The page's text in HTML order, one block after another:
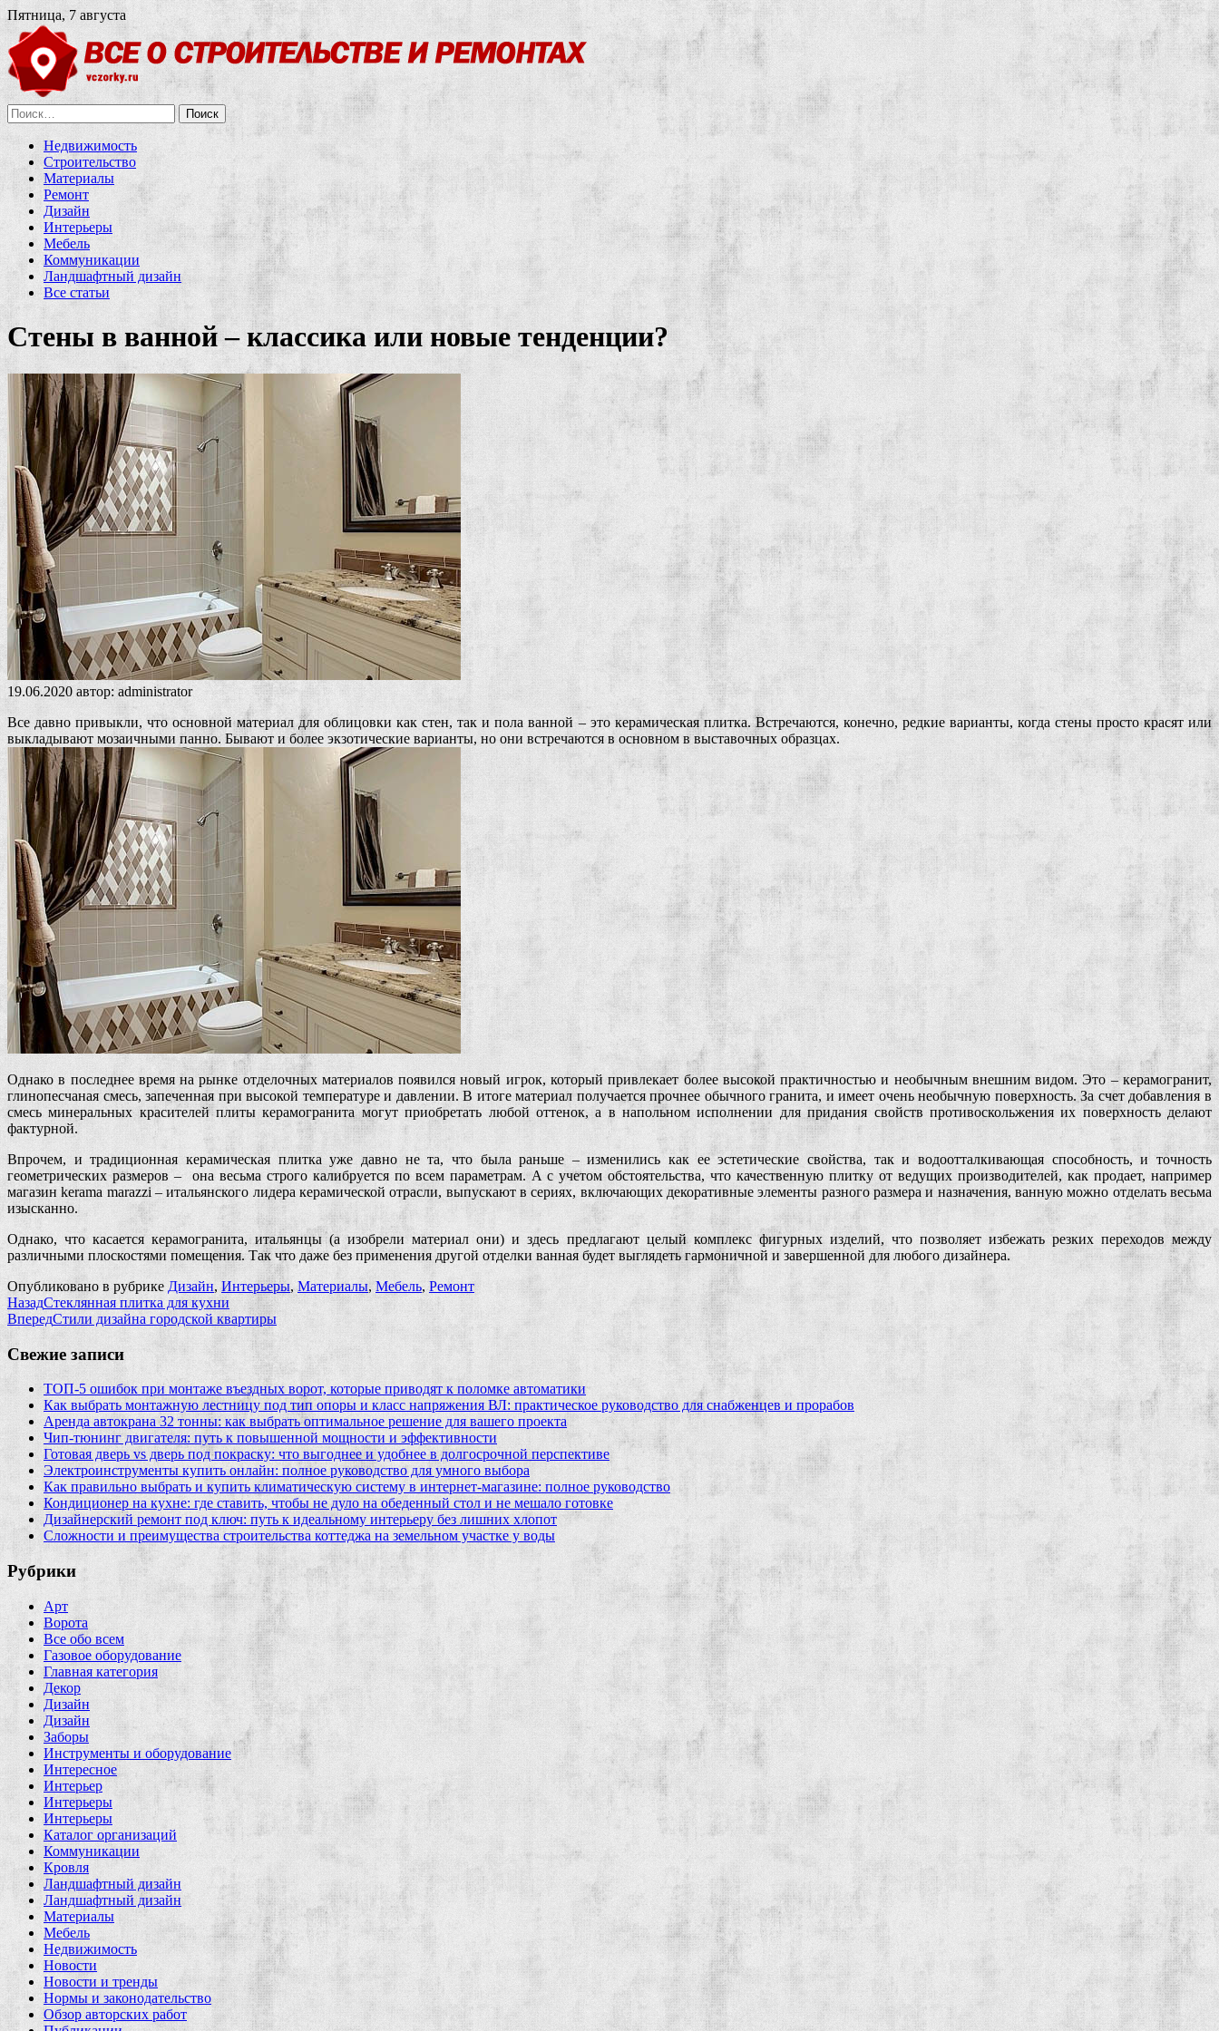
Пятница, 7 августа
Найти:
Недвижимость
Строительство
Материалы
Ремонт
Дизайн
Интерьеры
Мебель
Коммуникации
Ландшафтный дизайн
Все статьи
Стены в ванной – классика или новые тенденции?
19.06.2020 автор:administrator
Все давно привыкли, что основной материал для облицовки как стен, так и пола ванной – это керамическая плитка. Встречаются, конечно, редкие варианты, когда стены просто красят или
выкладывают мозаичными панно. Бывают и более экзотические варианты, но они встречаются в основном в выставочных образцах.
Однако в последнее время на рынке отделочных материалов появился новый игрок, который привлекает более высокой практичностью и необычным внешним видом. Это – керамогранит,
глинопесчаная смесь, запеченная при высокой температуре и давлении. В итоге материал получается прочнее обычного гранита, и имеет очень необычную поверхность. За счет добавления в
смесь минеральных красителей плиты керамогранита могут приобретать любой оттенок, а в напольном исполнении для придания свойств противоскольжения их поверхность делают
фактурной.
Впрочем, и традиционная керамическая плитка уже давно не та, что была раньше – изменились как ее эстетические свойства, так и водоотталкивающая способность, и точность
геометрических размеров – она весьма строго калибруется по всем параметрам. А с учетом обстоятельства, что качественную плитку от ведущих производителей, как продает, например
магазин kerama marazzi – итальянского лидера керамической отрасли, выпускают в сериях, включающих декоративные элементы разного размера и назначения, ванную можно отделать весьма
изысканно.
Однако, что касается керамогранита, итальянцы (а изобрели материал они) и здесь предлагают целый комплекс фигурных изделий, что позволяет избежать резких переходов между
различными плоскостями помещения. Так что даже без применения другой отделки ванная будет выглядеть гармоничной и завершенной для любого дизайнера.
Опубликовано в рубрике Дизайн, Интерьеры,Материалы, Мебель,Ремонт
НазадСтеклянная плитка для кухни
ВпередСтили дизайна городской квартиры
Свежие записи
ТОП-5 ошибок при монтаже въездных ворот, которые приводят к поломке автоматики
Как выбрать монтажную лестницу под тип опоры и класс напряжения ВЛ: практическое руководство для снабженцев и прорабов
Аренда автокрана 32 тонны: как выбрать оптимальное решение для вашего проекта
Чип‑тюнинг двигателя: путь к повышенной мощности и эффективности
Готовая дверь vs дверь под покраску: что выгоднее и удобнее в долгосрочной перспективе
Электроинструменты купить онлайн: полное руководство для умного выбора
Как правильно выбрать и купить климатическую систему в интернет‑магазине: полное руководство
Кондиционер на кухне: где ставить, чтобы не дуло на обеденный стол и не мешало готовке
Дизайнерский ремонт под ключ: путь к идеальному интерьеру без лишних хлопот
Сложности и преимущества строительства коттеджа на земельном участке у воды
Рубрики
Арт
Ворота
Все обо всем
Газовое оборудование
Главная категория
Декор
Дизайн
Дизайн
Заборы
Инструменты и оборудование
Интересное
Интерьер
Интерьеры
Интерьеры
Каталог организаций
Коммуникации
Кровля
Ландшафтный дизайн
Ландшафтный дизайн
Материалы
Мебель
Недвижимость
Новости
Новости и тренды
Нормы и законодательство
Обзор авторских работ